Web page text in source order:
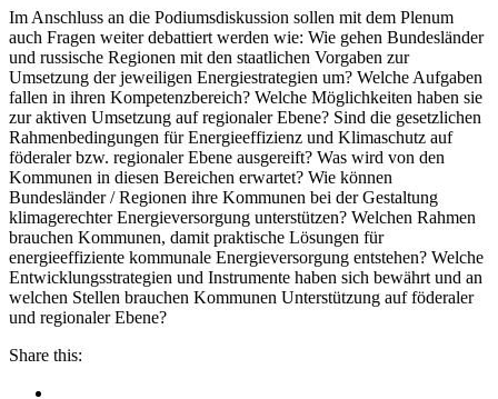
Im Anschluss an die Podiumsdiskussion sollen mit dem Plenum
auch Fragen weiter debattiert werden wie: Wie gehen Bundesländer
und russische Regionen mit den staatlichen Vorgaben zur
Umsetzung der jeweiligen Energiestrategien um? Welche Aufgaben
fallen in ihren Kompetenzbereich? Welche Möglichkeiten haben sie
zur aktiven Umsetzung auf regionaler Ebene? Sind die gesetzlichen
Rahmenbedingungen für Energieeffizienz und Klimaschutz auf
föderaler bzw. regionaler Ebene ausgereift? Was wird von den
Kommunen in diesen Bereichen erwartet? Wie können
Bundesländer / Regionen ihre Kommunen bei der Gestaltung
klimagerechter Energieversorgung unterstützen? Welchen Rahmen
brauchen Kommunen, damit praktische Lösungen für
energieeffiziente kommunale Energieversorgung entstehen? Welche
Entwicklungsstrategien und Instrumente haben sich bewährt und an
welchen Stellen brauchen Kommunen Unterstützung auf föderaler
und regionaler Ebene?
Share this: